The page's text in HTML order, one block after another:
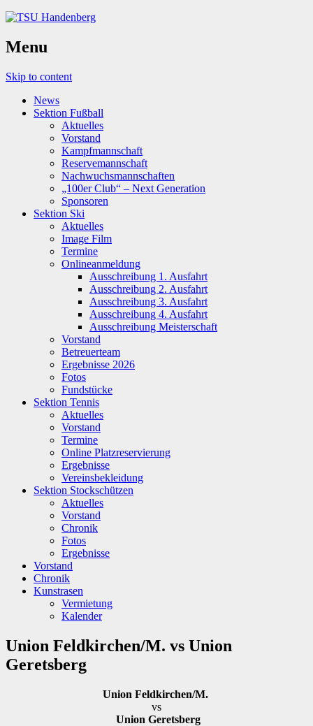
Menu
Skip to content
News
Sektion Fußball
Aktuelles
Vorstand
Kampfmannschaft
Reservemannschaft
Nachwuchsmannschaften
„100er Club“ – Next Generation
Sponsoren
Sektion Ski
Aktuelles
Image Film
Termine
Onlineanmeldung
Ausschreibung 1. Ausfahrt
Ausschreibung 2. Ausfahrt
Ausschreibung 3. Ausfahrt
Ausschreibung 4. Ausfahrt
Ausschreibung Meisterschaft
Vorstand
Betreuerteam
Ergebnisse 2026
Fotos
Fundstücke
Sektion Tennis
Aktuelles
Vorstand
Termine
Online Platzreservierung
Ergebnisse
Vereinsbekleidung
Sektion Stockschützen
Aktuelles
Vorstand
Chronik
Fotos
Ergebnisse
Vorstand
Chronik
Kunstrasen
Vermietung
Kalender
Union Feldkirchen/M. vs Union
Geretsberg
Union Feldkirchen/M.
vs
Union Geretsberg